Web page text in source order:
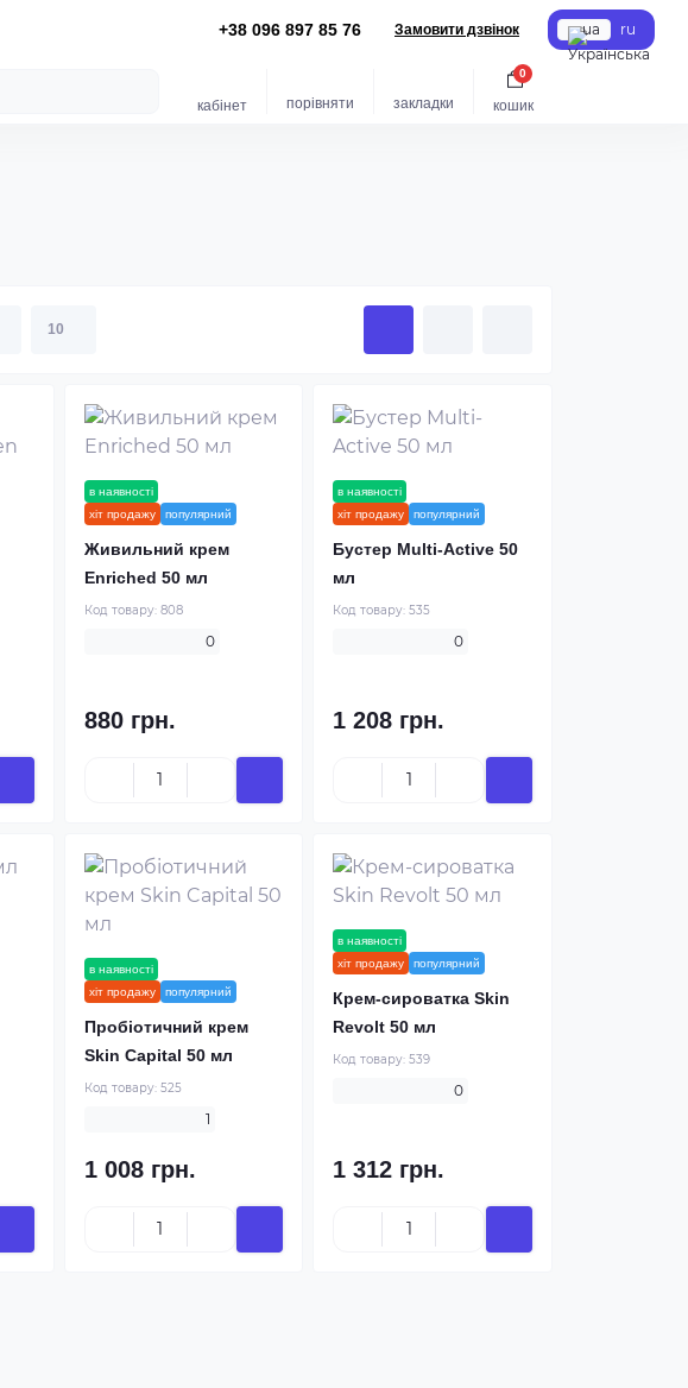
+38 096 897 85 76 Замовити дзвінок ua ru
кабінет порівняти закладки кошик
0
в наявності
хіт продажу
популярний
Живильний крем
Enriched 50 мл
Код товару: 808
0
880 грн.
в наявності
хіт продажу
популярний
Бустер Multi-Active 50
мл
Код товару:535
0
1 208 грн.
в наявності
хіт продажу
популярний
Пробіотичний крем
Skin Capital 50 мл
Код товару: 525
1
1 008 грн.
в наявності
хіт продажу
популярний
Крем-сироватка Skin
Revolt 50 мл
Код товару:539
0
1 312 грн.